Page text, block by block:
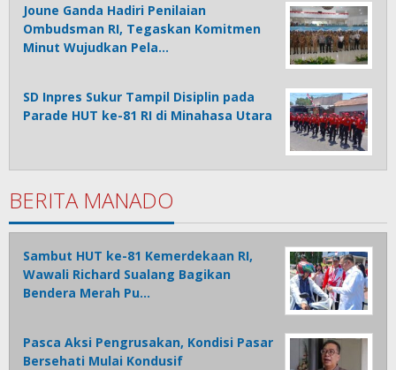
Joune Ganda Hadiri Penilaian
Ombudsman RI, Tegaskan Komitmen
Minut Wujudkan Pela…
SD Inpres Sukur Tampil Disiplin pada
Parade HUT ke-81 RI di Minahasa Utara
BERITA MANADO
Sambut HUT ke-81 Kemerdekaan RI,
Wawali Richard Sualang Bagikan
Bendera Merah Pu…
Pasca Aksi Pengrusakan, Kondisi Pasar
Bersehati Mulai Kondusif